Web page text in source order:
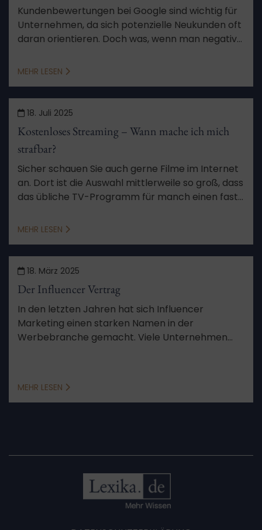
Kundenbewertungen bei Google sind wichtig für
Unternehmen, da sich potenzielle Neukunden oft
daran orientieren. Doch was, wenn man negative
Fall sogar falsche? Das kann schädlich für das
Thema wissen sollten.
MEHR LESEN
18. Juli 2025
Kostenloses Streaming – Wann mache ich mich
strafbar?
Sicher schauen Sie auch gerne Filme im Internet
an. Dort ist die Auswahl mittlerweile so groß, dass
das übliche TV-Programm für manch einen fast
aber lieber meiden. Warum, erfahren Sie in
MEHR LESEN
18. März 2025
Der Influencer Vertrag
In den letzten Jahren hat sich Influencer
Marketing einen starken Namen in der
Werbebranche gemacht. Viele Unternehmen
beachten ist, werden wir Ihnen im Folgenden
MEHR LESEN